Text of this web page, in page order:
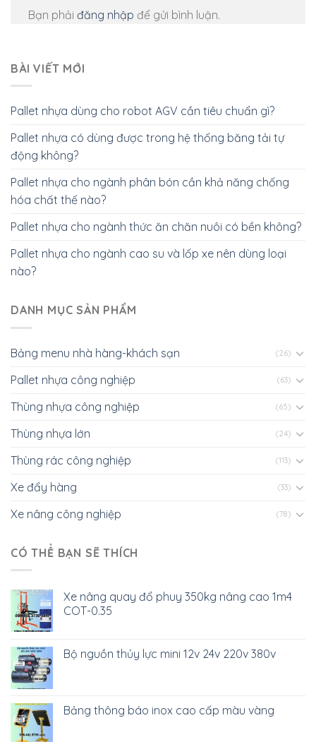
Bạn phải đăng nhập để gửi bình luận.
BÀI VIẾT MỚI
Pallet nhựa dùng cho robot AGV cần tiêu chuẩn gì?
Pallet nhựa có dùng được trong hệ thống băng tải tự
động không?
Pallet nhựa cho ngành phân bón cần khả năng chống
hóa chất thế nào?
Pallet nhựa cho ngành thức ăn chăn nuôi có bền không?
Pallet nhựa cho ngành cao su và lốp xe nên dùng loại
nào?
DANH MỤC SẢN PHẨM
Bảng menu nhà hàng-khách sạn (26)
Pallet nhựa công nghiệp (63)
Thùng nhựa công nghiệp (65)
Thùng nhựa lớn (24)
Thùng rác công nghiệp (113)
Xe đẩy hàng (33)
Xe nâng công nghiệp (78)
CÓ THỂ BẠN SẼ THÍCH
Xe nâng quay đổ phuy 350kg nâng cao 1m4
COT-0.35
Bộ nguồn thủy lực mini 12v 24v 220v 380v
Bảng thông báo inox cao cấp màu vàng